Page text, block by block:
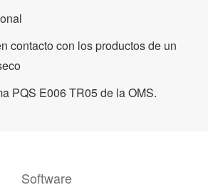
contacto con los productos de un
PQS E006 TR05 de la OMS.
Software